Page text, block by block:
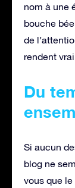
nom à une
bouche
de
rendent
Du
Si aucun
blog ne
vous que